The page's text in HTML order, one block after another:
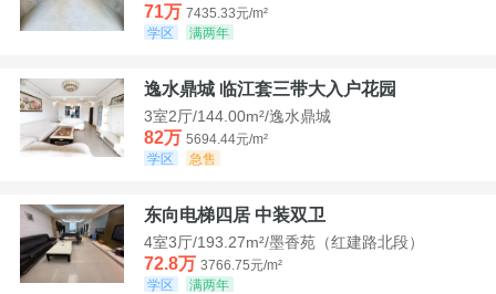
71万 7435.33元/m²
学区
满两年
逸水鼎城 临江套三带大入户花园
3室2厅/144.00m²/逸水鼎城
82万 5694.44元/m²
学区
急售
东向电梯四居 中装双卫
4室3厅/193.27m²/墨香苑（红建路北段）
72.8万 3766.75元/m²
学区
满两年